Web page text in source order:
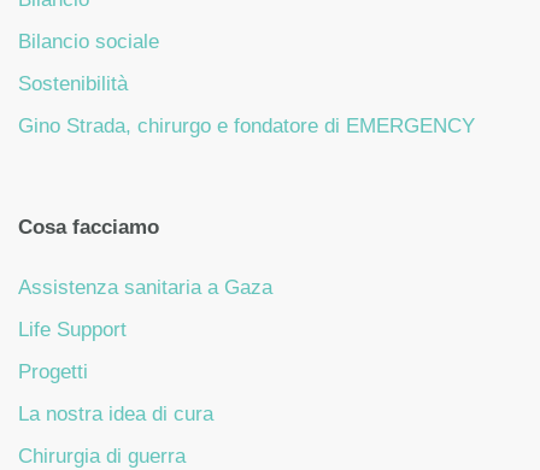
Bilancio sociale
Sostenibilità
Gino Strada, chirurgo e fondatore di EMERGENCY
Cosa facciamo
Assistenza sanitaria a Gaza
Life Support
Progetti
La nostra idea di cura
Chirurgia di guerra